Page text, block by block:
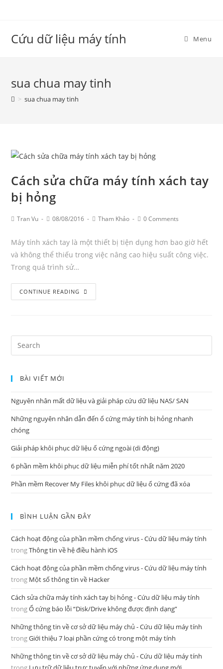
Cứu dữ liệu máy tính Menu
sua chua may tinh
> sua chua may tinh
Cách sửa chữa máy tính xách tay
bị hỏng
PostTran Vu
Post08/08/2016
PostTham Khảo
Post0 Comments
Máy tính xách tay là một thiết bị tiện dụng hơn bao giờ hết
và không thể thiếu trong việc nâng cao hiệu suất công việc.
Trong quá trình sử…
CONTINUE READING
sửa
tính
BÀI VIẾT MỚI
Nguyên nhân mất dữ liệu và giải pháp cứu dữ liệu NAS/ SAN
Những nguyên nhân dẫn đến ổ cứng máy tính bị hỏng nhanh
chóng
Giải pháp khôi phục dữ liệu ổ cứng ngoài (di động)
6 phần mềm khôi phục dữ liệu miễn phí tốt nhất năm 2020
Phần mềm Recover My Files khôi phục dữ liệu ổ cứng đã xóa
BÌNH LUẬN GẦN ĐÂY
Cách hoạt động của phần mềm chống virus - Cứu dữ liệu máy tính
trongThông tin về hệ điều hành iOS
Cách hoạt động của phần mềm chống virus - Cứu dữ liệu máy tính
trong Một số thông tin về Hacker
Cách sửa chữa máy tính xách tay bị hỏng - Cứu dữ liệu máy tính
trongỔ cứng báo lỗi “Disk/Drive không được định dạng”
Những thông tin về cơ sở dữ liệu máy chủ - Cứu dữ liệu máy tính
trongGiới thiệu 7 loại phần cứng có trong một máy tính
Những thông tin về cơ sở dữ liệu máy chủ - Cứu dữ liệu máy tính